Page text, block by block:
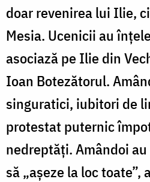
doar revenirea lui Ilie,
Mesia. Ucenicii au
asociază pe Ilie din
Ioan Botezătorul.
singuratici, iubitori de
protestat puternic
nedreptăți. Amândoi
să „așeze la loc toate”,